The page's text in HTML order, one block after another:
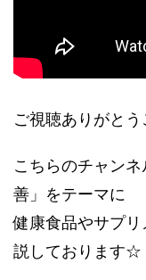
ご視聴ありがとう
こちらのチャン
善」をテーマに
健康食品やサプ
説しております☆